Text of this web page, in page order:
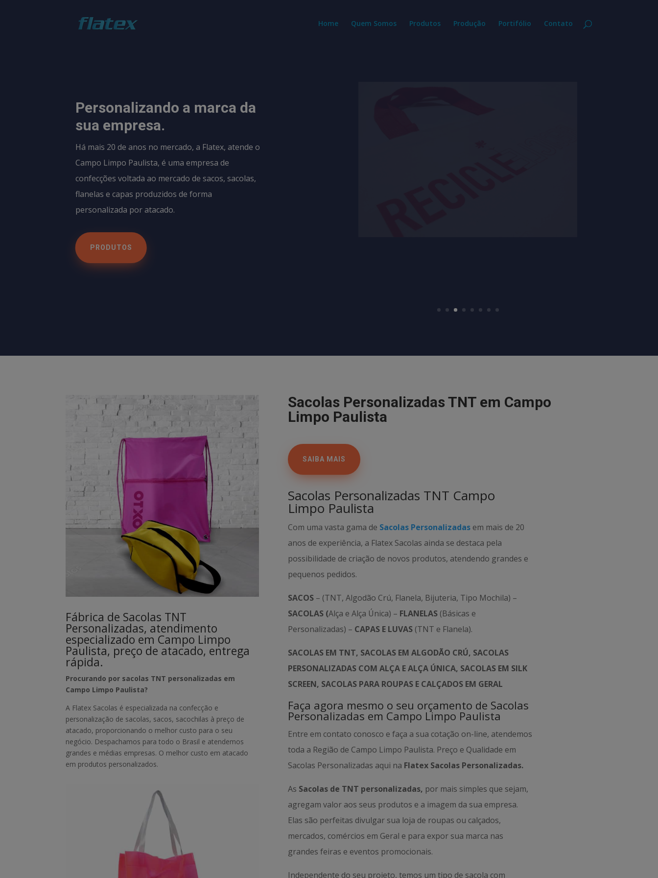
Home Quem Somos Produtos Produção Portifólio Contato
Personalizando a marca da
sua empresa.
Há mais 20 de anos no mercado, a Flatex, atende o
Campo Limpo Paulista, é uma empresa de
confecções voltada ao mercado de sacos, sacolas,
flanelas e capas produzidos de forma
personalizada por atacado.
PRODUTOS
Fábrica de Sacolas TNT
Personalizadas, atendimento
especializado em Campo Limpo
Paulista, preço de atacado, entrega
rápida.
Procurando por sacolas TNT personalizadas em
Campo Limpo Paulista?
A Flatex Sacolas é especializada na confecção e
personalização de sacolas, sacos, sacochilas à preço de
atacado, proporcionando o melhor custo para o seu
negócio. Despachamos para todo o Brasil e atendemos
grandes e médias empresas. O melhor custo em atacado
em produtos personalizados.
Sacolas Personalizadas TNT em Campo
Limpo Paulista
SAIBA MAIS
Sacolas Personalizadas TNT Campo
Limpo Paulista
Com uma vasta gama de Sacolas Personalizadas em mais de 20
anos de experiência, a Flatex Sacolas ainda se destaca pela
possibilidade de criação de novos produtos, atendendo grandes e
pequenos pedidos.
SACOS – (TNT, Algodão Crú, Flanela, Bijuteria, Tipo Mochila) –
SACOLAS (Alça e Alça Única) – FLANELAS (Básicas e
Personalizadas) – CAPAS E LUVAS (TNT e Flanela).
SACOLAS EM TNT, SACOLAS EM ALGODÃO CRÚ, SACOLAS
PERSONALIZADAS COM ALÇA E ALÇA ÚNICA, SACOLAS EM SILK
SCREEN, SACOLAS PARA ROUPAS E CALÇADOS EM GERAL
Faça agora mesmo o seu orçamento de Sacolas
Personalizadas em Campo Limpo Paulista
Entre em contato conosco e faça a sua cotação on-line, atendemos
toda a Região de Campo Limpo Paulista. Preço e Qualidade em
Sacolas Personalizadas aqui na Flatex Sacolas Personalizadas.
As Sacolas de TNT personalizadas, por mais simples que sejam,
agregam valor aos seus produtos e a imagem da sua empresa.
Elas são perfeitas divulgar sua loja de roupas ou calçados,
mercados, comércios em Geral e para expor sua marca nas
grandes feiras e eventos promocionais.
Independente do seu projeto, temos um tipo de sacola com